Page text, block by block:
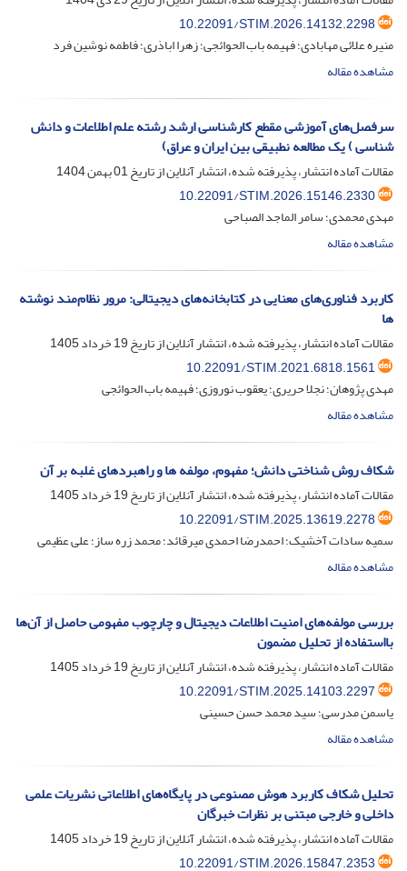
10.22091/STIM.2026.14132.2298
منیره علائی مهابادی؛ فهیمه باب الحوائجی؛ زهرا اباذری؛ فاطمه نوشین فرد
مشاهده مقاله
سرفصل‌های آموزشی مقطع کارشناسی ارشد رشته علم اطلاعات و دانش
شناسی ) یک مطالعه نطبیقی بین ایران و عراق)
مقالات آماده انتشار، پذیرفته شده، انتشار آنلاین از تاریخ01 بهمن 1404
10.22091/STIM.2026.15146.2330
مهدی محمدی؛ سامر الماجد الصباحی
مشاهده مقاله
کاربرد فناوری‌های معنایی در کتابخانه‌های دیجیتالی: مرور نظام‌مند نوشته
ها
مقالات آماده انتشار، پذیرفته شده، انتشار آنلاین از تاریخ19 خرداد 1405
10.22091/STIM.2021.6818.1561
مهدی پژوهان؛ نجلا حریری؛ یعقوب نوروزی؛ فهیمه باب الحوائجی
مشاهده مقاله
شکاف روش شناختی دانش؛ مفهوم، مولفه ها و راهبردهای غلبه بر آن
مقالات آماده انتشار، پذیرفته شده، انتشار آنلاین از تاریخ19 خرداد 1405
10.22091/STIM.2025.13619.2278
سمیه سادات آخشیک؛ احمدرضا احمدی میرقائد؛ محمد زره ساز؛ علی عظیمی
مشاهده مقاله
بررسی مولفه‌های امنیت اطلاعات دیجیتال و چارچوب مفهومی حاصل از آن‌ها
بااستفاده از تحلیل مضمون
مقالات آماده انتشار، پذیرفته شده، انتشار آنلاین از تاریخ19 خرداد 1405
10.22091/STIM.2025.14103.2297
یاسمن مدرسی؛ سید محمد حسن حسینی
مشاهده مقاله
تحلیل شکاف کاربرد هوش مصنوعی در پایگاه‌های اطلاعاتی نشریات علمی
داخلی و خارجی مبتنی بر نظرات خبرگان
مقالات آماده انتشار، پذیرفته شده، انتشار آنلاین از تاریخ19 خرداد 1405
10.22091/STIM.2026.15847.2353